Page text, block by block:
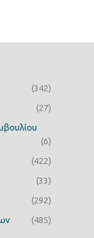
(342)
(27)
(6)
(422)
(33)
(292)
(485)